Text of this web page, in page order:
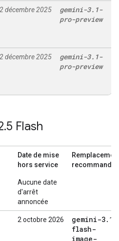
2 décembre 2025 gemini-3. 1-
pro-preview
2 décembre 2025 gemini-3. 1-
pro-preview
.5 Flash
Date de mise
hors service
recommandé
Aucune date
d'arrêt
annoncée
2 octobre 2026 gemini-3. 1-
flash-
image-